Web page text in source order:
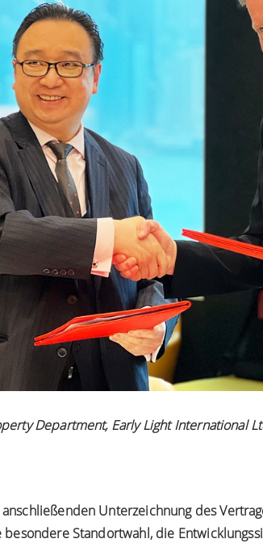
Department, Early Light International
Unterzeichnung des
Standortwahl, die